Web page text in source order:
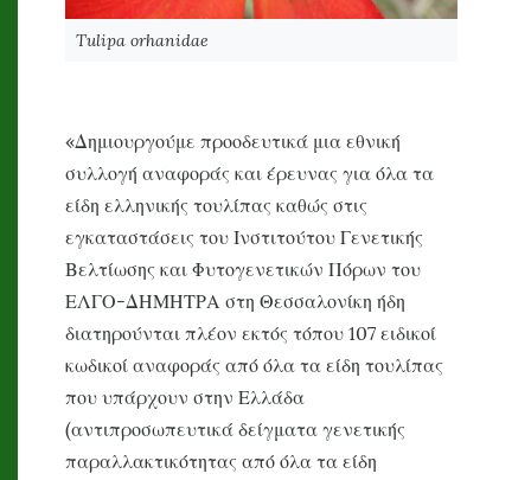
Tulipa orhanidae
«Δημιουργούμε προοδευτικά μια εθνική
συλλογή αναφοράς και έρευνας για όλα τα
είδη ελληνικής τουλίπας καθώς στις
εγκαταστάσεις του Ινστιτούτου Γενετικής
Βελτίωσης και Φυτογενετικών Πόρων του
ΕΛΓΟ-ΔΗΜΗΤΡΑ στη Θεσσαλονίκη ήδη
διατηρούνται πλέον εκτός τόπου 107 ειδικοί
κωδικοί αναφοράς από όλα τα είδη τουλίπας
που υπάρχουν στην Ελλάδα
(αντιπροσωπευτικά δείγματα γενετικής
παραλλακτικότητας από όλα τα είδη